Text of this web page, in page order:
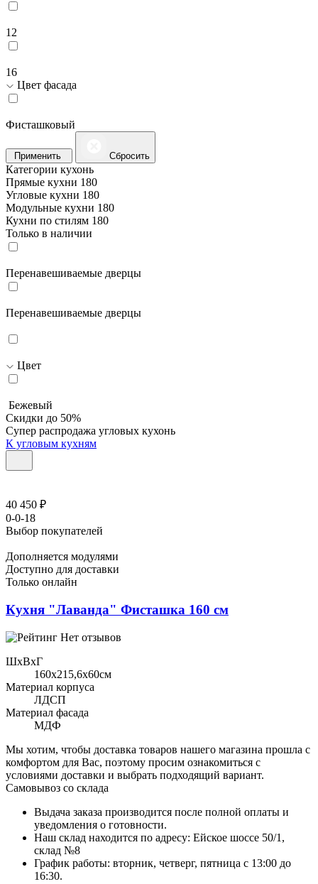
12
16
Цвет фасада
Фисташковый
Применить Сбросить
Категории кухонь
Прямые кухни 180
Угловые кухни 180
Модульные кухни 180
Кухни по стилям 180
Только в наличии
Перенавешиваемые дверцы
Перенавешиваемые дверцы
Цвет
Бежевый
Скидки до 50%
Супер распродажа угловых кухонь
К угловым кухням
40 450 ₽
0-0-18
Выбор покупателей
Дополняется модулями
Доступно для доставки
Только онлайн
Кухня "Лаванда" Фисташка 160 см
Нет отзывов
ШхВхГ
160x215,6х60см
Материал корпуса
ЛДСП
Материал фасада
МДФ
Мы хотим, чтобы доставка товаров нашего магазина прошла с
комфортом для Вас, поэтому просим ознакомиться с
условиями доставки и выбрать подходящий вариант.
Самовывоз со склада
Выдача заказа производится после полной оплаты и
уведомления о готовности.
Наш склад находится по адресу: Ейское шоссе 50/1,
склад №8
График работы: вторник, четверг, пятница с 13:00 до
16:30.